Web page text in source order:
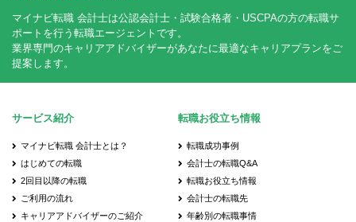
マイナビ転職 会計士は公認会計士・試験合格者・USCPAの方の転職サ
ポートを行う転職エージェントです。
業界専門のキャリアアドバイザーがあなたに最適なキャリアプランをご
提案します。
サービス紹介
マイナビ転職 会計士とは？
はじめての転職
2回目以降の転職
ご利用の流れ
キャリアアドバイザーのご紹介
転職お役立ち情報
転職成功事例
会計士の転職Q&A
転職お役立ち情報
会計士の転職先
年齢別の転職事情